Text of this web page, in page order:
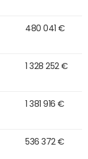
480 041 €
1 328 252 €
1 381 916 €
536 372 €